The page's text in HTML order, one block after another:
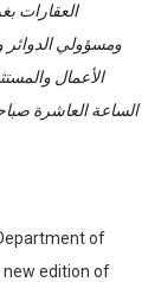
العقارات
ومسؤولي
الأعمال
الساعة العاشرة
of
new edition of